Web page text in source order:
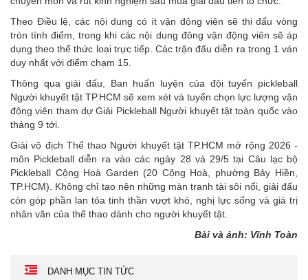
Theo Điều lệ, các nội dung có ít vận động viên sẽ thi đấu vòng
tròn tính điểm, trong khi các nội dung đông vận động viên sẽ áp
dụng theo thể thức loại trực tiếp. Các trận đấu diễn ra trong 1 ván
duy nhất với điểm chạm 15.
Thông qua giải đấu, Ban huấn luyện của đội tuyển pickleball
Người khuyết tật TP.HCM sẽ xem xét và tuyển chọn lực lượng vận
động viên tham dự Giải Pickleball Người khuyết tật toàn quốc vào
tháng 9 tới.
Giải vô địch Thể thao Người khuyết tật TP.HCM mở rộng 2026 -
môn Pickleball diễn ra vào các ngày 28 và 29/5 tại Câu lạc bộ
Pickleball Cộng Hoà Garden (20 Cộng Hoà, phường Bảy Hiền,
TP.HCM). Không chỉ tạo nên những màn tranh tài sôi nổi, giải đấu
còn góp phần lan tỏa tinh thần vượt khó, nghị lực sống và giá trị
nhân văn của thể thao dành cho người khuyết tật.
Bài và ảnh: Vĩnh Toàn
DANH MỤC TIN TỨC